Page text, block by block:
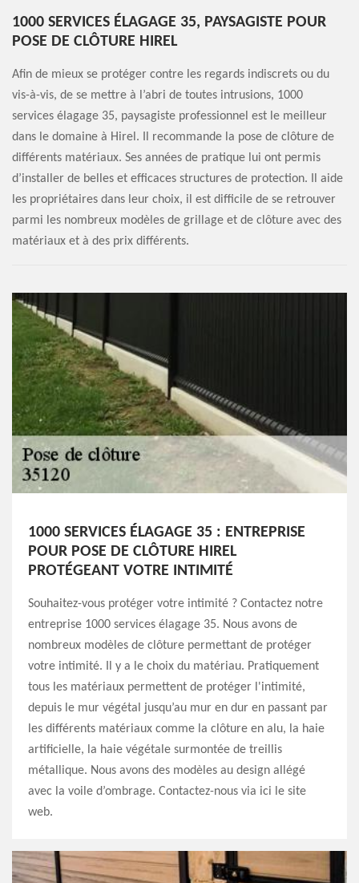
1000 SERVICES ÉLAGAGE 35, PAYSAGISTE POUR
POSE DE CLÔTURE HIREL
Afin de mieux se protéger contre les regards indiscrets ou du
vis-à-vis, de se mettre à l’abri de toutes intrusions, 1000
services élagage 35, paysagiste professionnel est le meilleur
dans le domaine à Hirel. Il recommande la pose de clôture de
différents matériaux. Ses années de pratique lui ont permis
d’installer de belles et efficaces structures de protection. Il aide
les propriétaires dans leur choix, il est difficile de se retrouver
parmi les nombreux modèles de grillage et de clôture avec des
matériaux et à des prix différents.
1000 SERVICES ÉLAGAGE 35 : ENTREPRISE
POUR POSE DE CLÔTURE HIREL
PROTÉGEANT VOTRE INTIMITÉ
Souhaitez-vous protéger votre intimité ? Contactez notre
entreprise 1000 services élagage 35. Nous avons de
nombreux modèles de clôture permettant de protéger
votre intimité. Il y a le choix du matériau. Pratiquement
tous les matériaux permettent de protéger l'intimité,
depuis le mur végétal jusqu’au mur en dur en passant par
les différents matériaux comme la clôture en alu, la haie
artificielle, la haie végétale surmontée de treillis
métallique. Nous avons des modèles au design allégé
avec la voile d’ombrage. Contactez-nous via ici le site
web.